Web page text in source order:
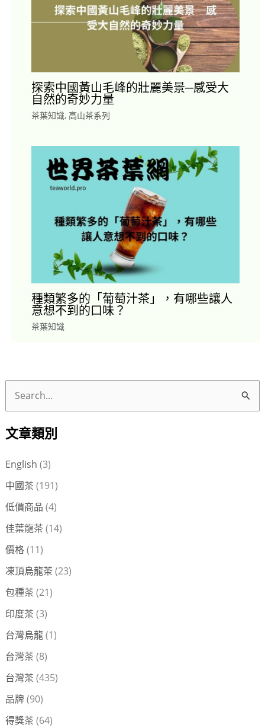
探索中國黃山毛峰的壯麗美景─感受大
自然的奇妙力量
茶葉知識, 高山茶系列
種類繁多的「葡萄汁茶」，有哪些讓人
意想不到的口味？
茶葉知識
關
文章類別
English (3)
中國茶 (191)
低價商品 (4)
佳葉龍茶 (14)
價格(11)
凍頂烏龍茶 (23)
包種茶 (21)
印度茶 (3)
台灣烏龍(1)
台灣茶 (8)
台灣茶 (435)
品牌(90)
得獎茶 (64)